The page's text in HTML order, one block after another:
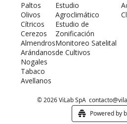
Paltos
Olivos
Cítricos
Cerezos
Almendros
Arándanos
Nogales
Tabaco
Avellanos
Estudio
Agroclimático
Estudio de
Zonificación
Monitoreo Satelital
de Cultivos
© 2026 ViLab SpA
Powered by